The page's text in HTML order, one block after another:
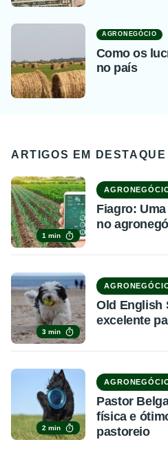
AGRONEGÓCIO
Como os
no país
ARTIGOS EM DESTAQUE
1 min
Fiagro:
no
3 min
Old English
excelente
2 min
Pastor
física e
pastoreio